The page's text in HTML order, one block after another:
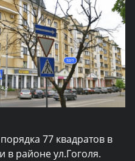
77 квадратов в
в районе ул.Гоголя.